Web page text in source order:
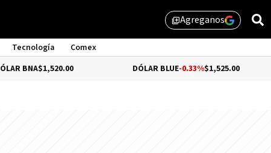
library_addAgreganos
Tecnología
Comex
$1,520.00 DÓLAR BLUE-0.33%$1,525.00